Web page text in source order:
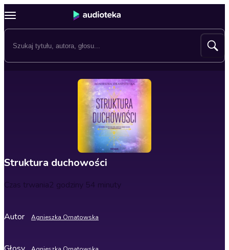
Struktura duchowości
Czas trwania2 godziny 54 minuty
Autor Agnieszka Ornatowska